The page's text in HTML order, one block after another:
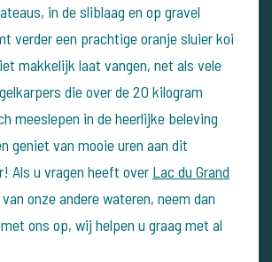
in de sliblaag en op gravel
verder een prachtige oranje sluier koi
makkelijk laat vangen, net als vele
die over de 20 kilogram
meeslepen in de heerlijke beleving
geniet van mooie uren aan dit
Als u vragen heeft over Lac du Grand
onze andere wateren, neem dan
ons op, wij helpen u graag met al